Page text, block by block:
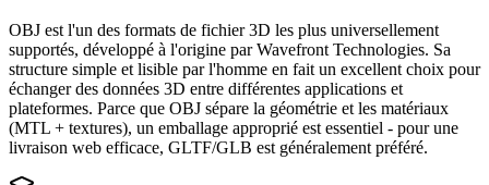
OBJ est l'un des formats de fichier 3D les plus universellement
supportés, développé à l'origine par Wavefront Technologies. Sa
structure simple et lisible par l'homme en fait un excellent choix pour
échanger des données 3D entre différentes applications et
plateformes. Parce que OBJ sépare la géométrie et les matériaux
(MTL + textures), un emballage approprié est essentiel - pour une
livraison web efficace, GLTF/GLB est généralement préféré.